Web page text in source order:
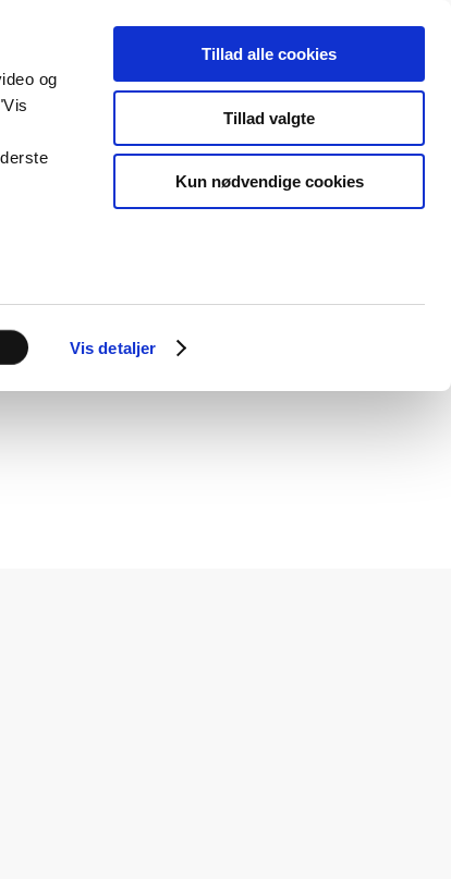
og
Vis detaljer
Tillad alle cookies
Tillad valgte
Kun nødvendige cookies
Log på